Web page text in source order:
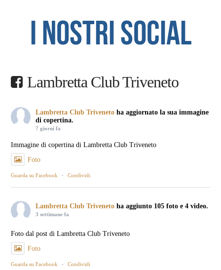
I NOSTRI SOCIAL
Lambretta Club Triveneto
Lambretta Club Triveneto ha aggiornato la sua immagine
di copertina.
7 giorni fa
Immagine di copertina di Lambretta Club Triveneto
Foto
Guarda su Facebook · Condividi
Lambretta Club Triveneto ha aggiunto 105 foto e 4 video.
3 settimane fa
Foto dal post di Lambretta Club Triveneto
Foto
Guarda su Facebook · Condividi